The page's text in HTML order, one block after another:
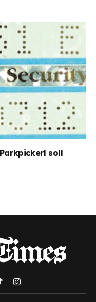
soll
Instagram